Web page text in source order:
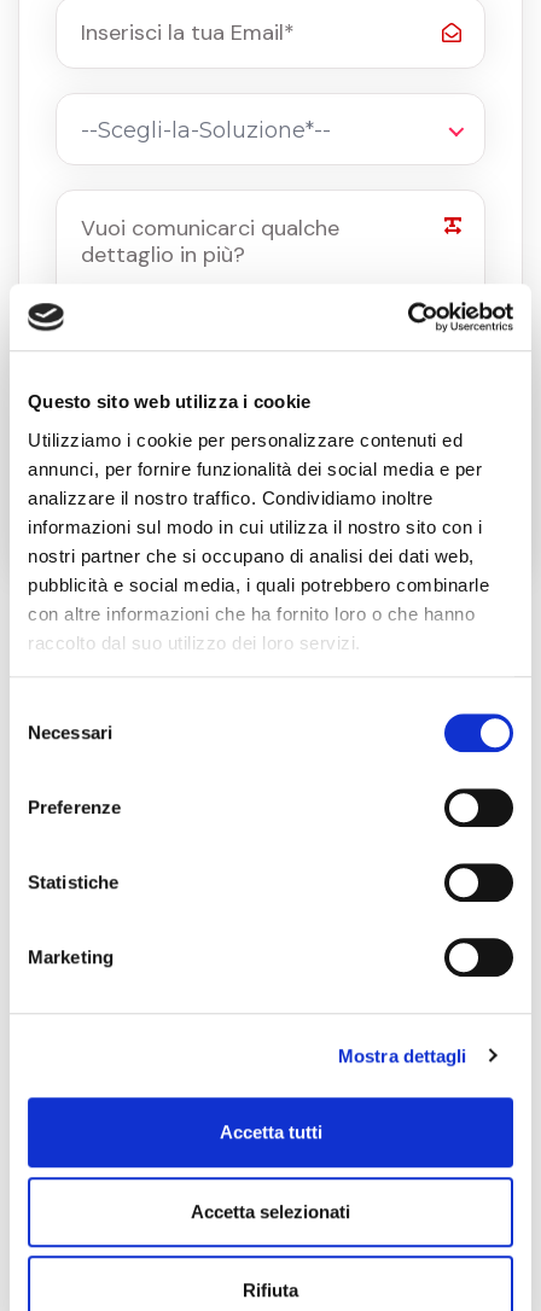
Questo sito web utilizza i cookie
Utilizziamo i cookie per personalizzare contenuti ed
annunci, per fornire funzionalità dei social media e per
analizzare il nostro traffico. Condividiamo inoltre
informazioni sul modo in cui utilizza il nostro sito con i
nostri partner che si occupano di analisi dei dati web,
pubblicità e social media, i quali potrebbero combinarle
con altre informazioni che ha fornito loro o che hanno
raccolto dal suo utilizzo dei loro servizi.
delNecessari
Preferenze
Statistiche
Marketing
Mostra dettagli
Accetta tutti
Accetta selezionati
Rifiuta
--Scegli-la-Soluzione*--
Dichiaro di aver preso visione e accettare
la vostraprivacy policy
Ci trovi su